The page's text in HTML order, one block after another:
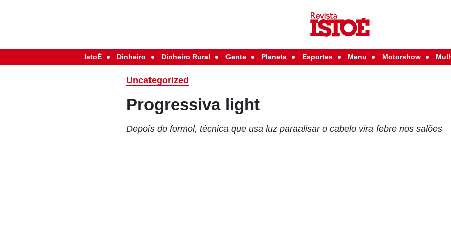
IstoÉ Dinheiro Dinheiro Rural Gente Planeta Esportes Menu Motorshow
Uncategorized
Progressiva light
Depois do formol, técnica que usa luz paraalisar o cabelo vira febre nos salões